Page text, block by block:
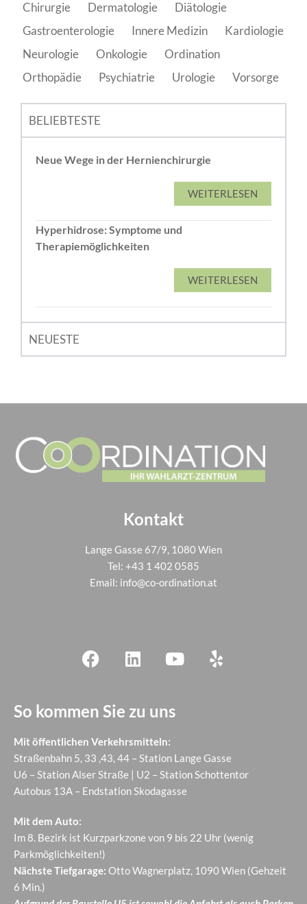
Chirurgie
Dermatologie
Diätologie
Gastroenterologie
Innere Medizin
Kardiologie
Neurologie
Onkologie
Ordination
Orthopädie
Psychiatrie Urologie Vorsorge
BELIEBTESTE
Neue Wege in der Hernienchirurgie
WEITERLESEN
Hyperhidrose: Symptome und
Therapiemöglichkeiten
WEITERLESEN
NEUESTE
Kontakt
Lange Gasse 67/9, 1080 Wien
Tel: +43 1 402 0585
Email: info@co-ordination.at
So kommen Sie zu uns
Mit öffentlichen Verkehrsmitteln:
Straßenbahn 5, 33 ,43, 44 – Station Lange Gasse
U6 – Station Alser Straße | U2 – Station Schottentor
Autobus 13A – Endstation Skodagasse
Mit dem Auto:
Im 8. Bezirk ist Kurzparkzone von 9 bis 22 Uhr (wenig
Parkmöglichkeiten!)
Nächste Tiefgarage: Otto Wagnerplatz, 1090 Wien (Gehzeit
6 Min.)